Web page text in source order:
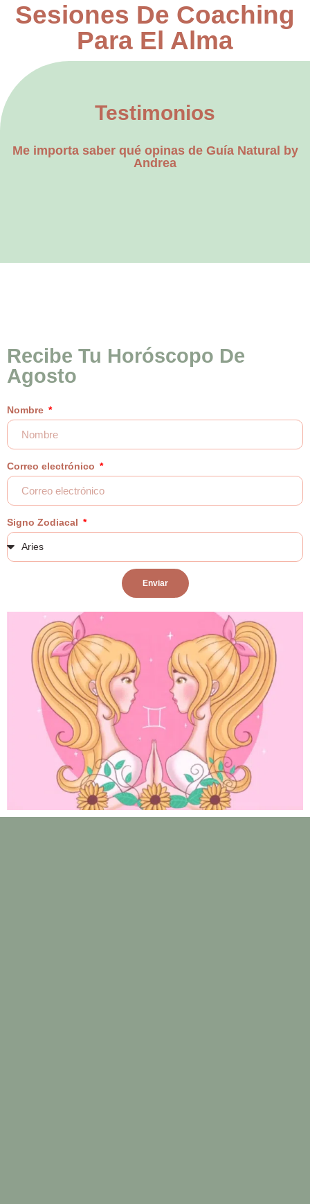
Sesiones De Coaching
Para El Alma
Testimonios
Me importa saber qué opinas de Guía Natural by
Andrea
Recibe Tu Horóscopo De
Agosto
Nombre
Correo electrónico
Signo Zodiacal
Enviar